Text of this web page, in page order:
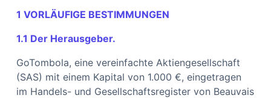
1 VORLÄUFIGE BESTIMMUNGEN
1.1 Der Herausgeber.
GoTombola, eine vereinfachte Aktiengesellschaft
(SAS) mit einem Kapital von 1.000 €, eingetragen
im Handels- und Gesellschaftsregister von Beauvais